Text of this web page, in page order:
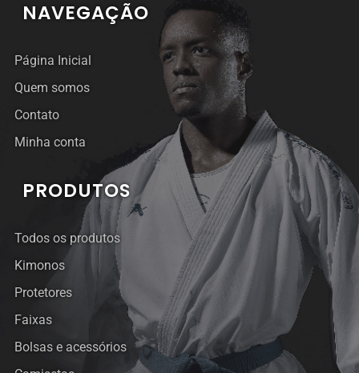
NAVEGAÇÃO
Página Inicial
Quem somos
Contato
Minha conta
PRODUTOS
Todos os produtos
Kimonos
Protetores
Faixas
Bolsas e acessórios